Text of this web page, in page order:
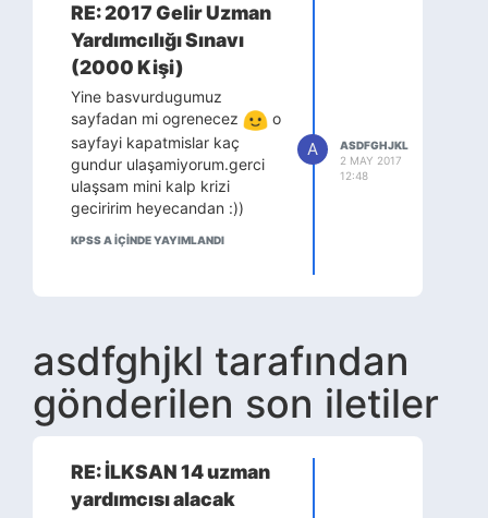
RE: 2017 Gelir Uzman
Yardımcılığı Sınavı
(2000 Kişi)
Yine basvurdugumuz
sayfadan mi ogrenecez
o
sayfayi kapatmislar kaç
gundur ulaşamiyorum.gerci
ulaşsam mini kalp krizi
geciririm heyecandan :))
KPSS A IÇINDE YAYIMLANDI
A
ASDFGHJKL
2 MAY 2017
12:48
asdfghjkl tarafından
gönderilen son iletiler
RE: İLKSAN 14 uzman
yardımcısı alacak